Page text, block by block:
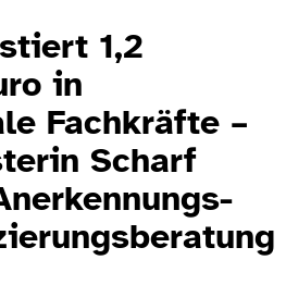
1,2
in
Fachkräfte –
Scharf